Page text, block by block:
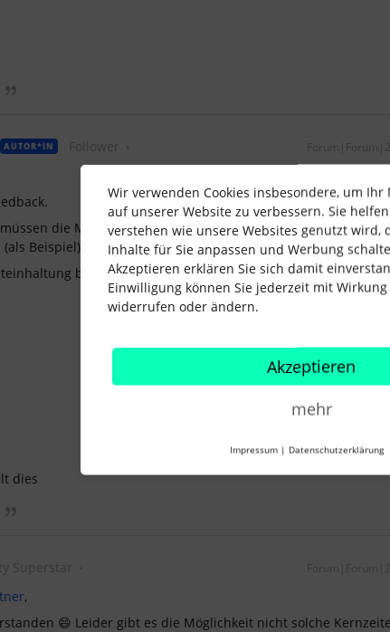
AUTOR*IN Follower Forum|Forum|2
die Mitarbeiter in AT zwischen 08.00 und 11 Uhr und
Beispiel)
bräuchte ich hier eine Fehlermeldung oder
dies
Superstar Forum|Forum|2
,
😄 Leider gibt es die Möglichkeit nicht solche
Wir verwenden Cookies insbesondere, um
auf unserer Website zu verbessern. Sie
verstehen wie unsere Websites genutzt wird,
Inhalte für Sie anpassen und Werbung
Akzeptieren erklären Sie sich damit
Einwilligung können Sie jederzeit mit
widerrufen oder ändern.
Akzeptieren
mehr
Impressum | Datenschutzerklärung